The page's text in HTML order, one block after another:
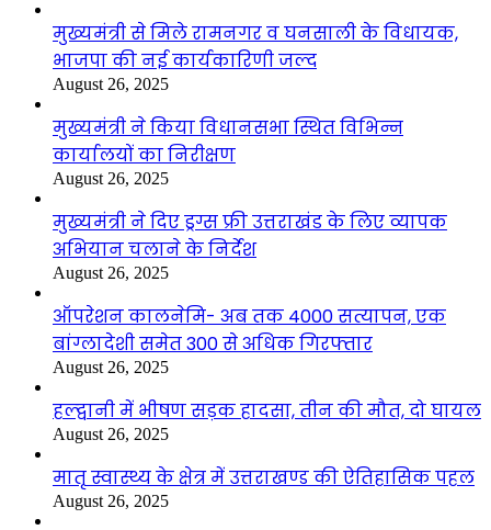
मुख्यमंत्री से मिले रामनगर व घनसाली के विधायक,
भाजपा की नई कार्यकारिणी जल्द
August 26, 2025
मुख्यमंत्री ने किया विधानसभा स्थित विभिन्न
कार्यालयों का निरीक्षण
August 26, 2025
मुख्यमंत्री ने दिए ड्रग्स फ्री उत्तराखंड के लिए व्यापक
अभियान चलाने के निर्देश
August 26, 2025
ऑपरेशन कालनेमि- अब तक 4000 सत्यापन, एक
बांग्लादेशी समेत 300 से अधिक गिरफ्तार
August 26, 2025
हल्द्वानी में भीषण सड़क हादसा, तीन की मौत, दो घायल
August 26, 2025
मातृ स्वास्थ्य के क्षेत्र में उत्तराखण्ड की ऐतिहासिक पहल
August 26, 2025